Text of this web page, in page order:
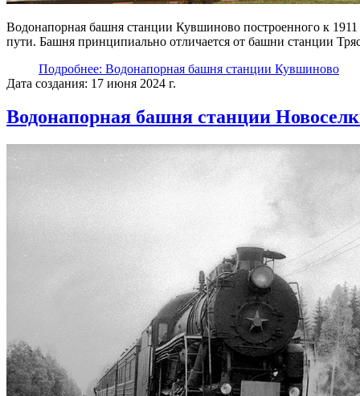
Водонапорная башня станции Кувшиново построенного к
пути. Башня принципиально отличается от башни станции
Подробнее: Водонапорная башня станции Кувшиново
Дата создания: 17 июня 2024 г.
Водонапорная башня станции